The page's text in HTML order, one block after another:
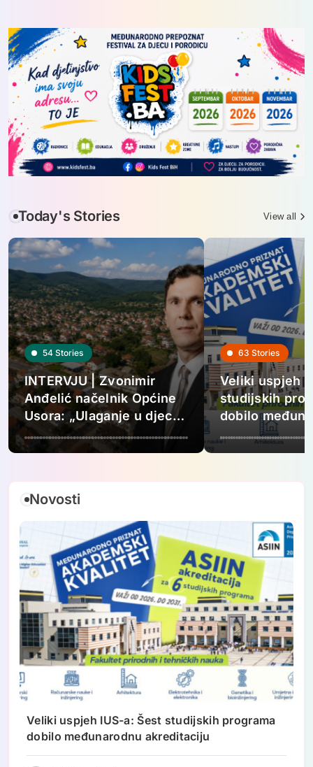
Skip
to
content
Today's Stories View all
54Stories
INTERVJU | Zvonimir
Anđelić načelnik Općine
Usora: „Ulaganje u djecu,
mlade i gospodarstvo
temelj je budućnosti naše
63 Stories
Veliki uspjeh
studijskih
dobilo
akreditaciju
Novosti
Veliki uspjeh IUS-a: Šest studijskih programa
dobilo međunarodnu akreditaciju